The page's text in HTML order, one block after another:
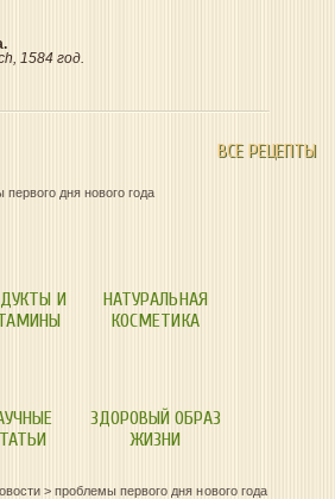
1584 год.
ВСЕ РЕЦЕПТЫ
дня нового года
И
НАТУРАЛЬНАЯ
КОСМЕТИКА
ЗДОРОВЫЙ ОБРАЗ
ЖИЗНИ
>проблемы первого дня нового года